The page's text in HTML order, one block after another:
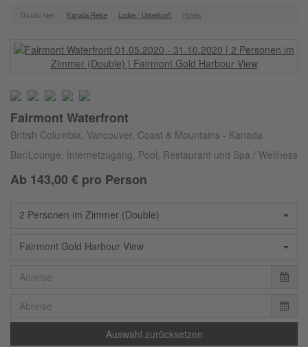
Du bist hier: Kanada Reise Lodge / Unterkunft Hotels
Fairmont Waterfront
British Columbia, Vancouver, Coast & Mountains - Kanada
Bar/Lounge, Internetzugang, Pool, Restaurant und Spa / Wellness
Ab 143,00 € pro Person
2 Personen im Zimmer (Double)
Fairmont Gold Harbour View
Auswahl zurücksetzen